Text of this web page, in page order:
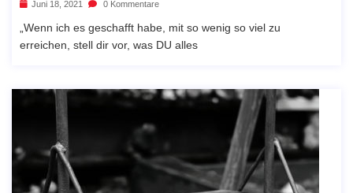
Juni 18, 2021 0 Kommentare
„Wenn ich es geschafft habe, mit so wenig so viel zu
erreichen, stell dir vor, was DU alles